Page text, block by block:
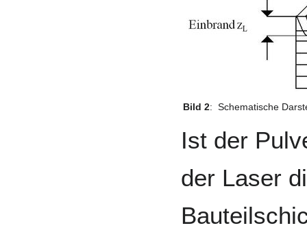
Bild 2: Schematische
Ist der
der Laser